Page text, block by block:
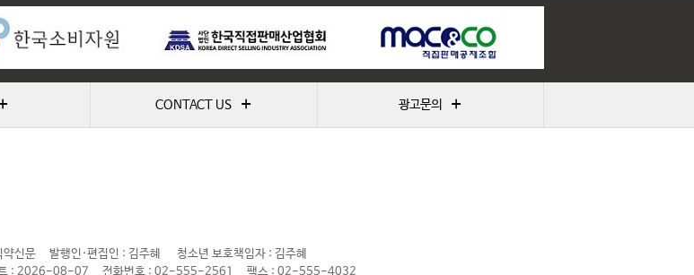
CONTACT US + 광고문의 +
약신문 발행인·편집인 : 김주혜
청소년 보호책임자 : 김주혜
: 2026-08-07 전화번호 : 02-555-2561 팩스 : 02-555-4032